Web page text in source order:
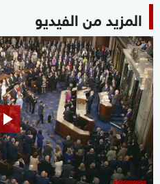
المزيد من الفيديو